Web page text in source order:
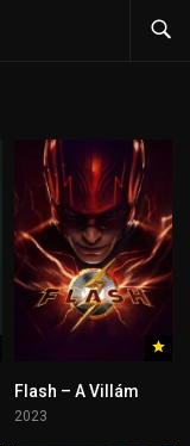
Flash – A Villám
2023